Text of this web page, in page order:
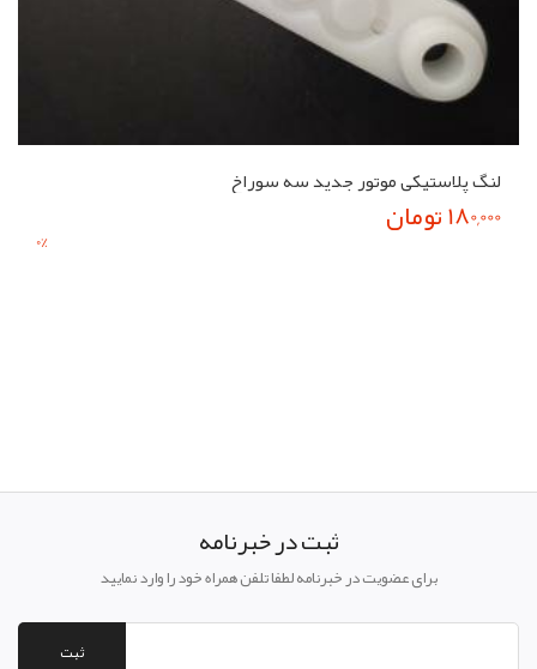
لنگ پلاستیکی موتور جدید سه سوراخ
180,000 تومان 0%
ثبت در خبرنامه
برای عضویت در خبرنامه لطفا تلفن همراه خود را وارد نمایید
ثبت